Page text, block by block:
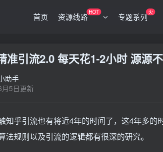
首页 资源线路HOT 专题系列火
准引流2.0 每天花1-2小时 源源
助手
月5日更新
知乎引流也有将近4年的时间了，这4年多
法规则以及引流的逻辑都有很深的研究。